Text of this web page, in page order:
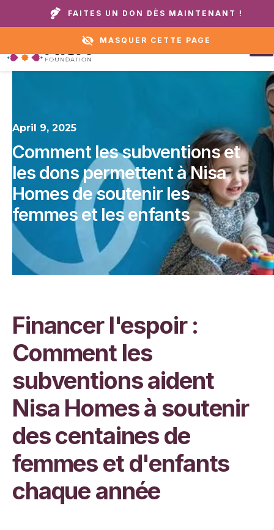
Appelez notre domicile ou notre service
d'assistance :
+1 888 711
FAITES UN DON DÈS MAINTENANT !
MASQUER CETTE PAGE
April 9, 2025
Comment les subventions et
les dons permettent à Nisa
Homes de soutenir les
femmes et les enfants
Financer l'espoir :
Comment les
subventions aident
Nisa Homes à soutenir
des centaines de
femmes et d'enfants
chaque année